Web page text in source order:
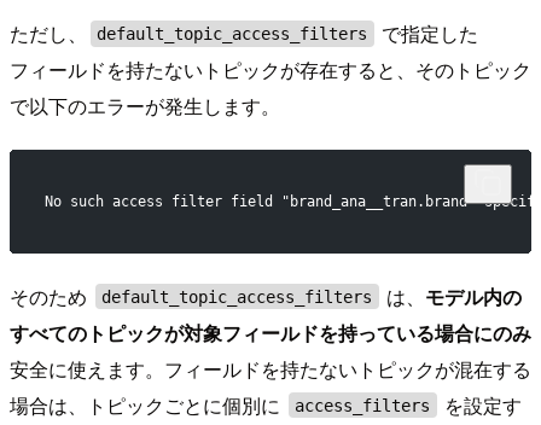
ただし、 default_topic_access_filters
で指定した
フィールドを持たないトピックが存在すると、そのトピック
で以下のエラーが発生します。
No such access filter field "brand_ana__tran.brand"
そのため default_topic_access_filters は、 モデル内の
すべてのトピックが対象フィールドを持っている場合にのみ
安全に使えます。フィールドを持たないトピックが混在する
場合は、トピックごとに個別に
access_filters
を設定す